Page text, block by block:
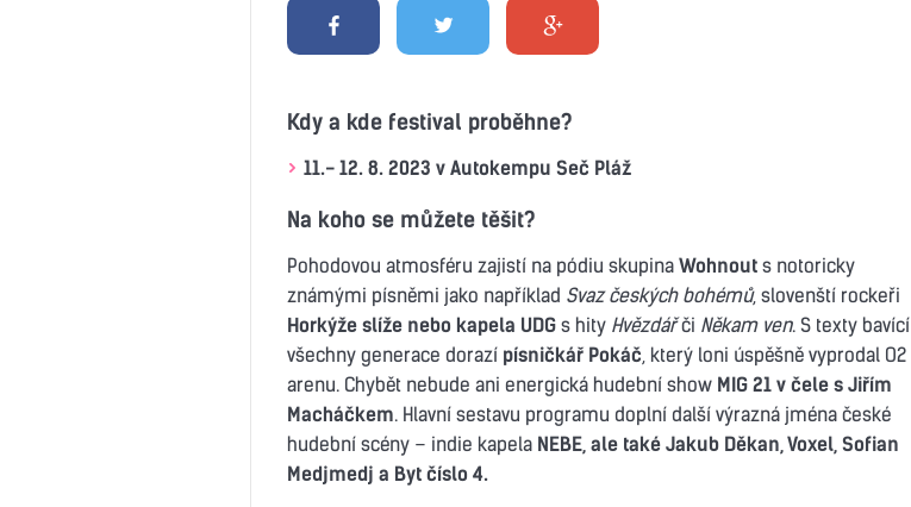
Kdy a kde festival proběhne?
11.- 12. 8. 2023 v Autokempu Seč Pláž
Na koho se můžete těšit?
Pohodovou atmosféru zajistí na pódiu skupina Wohnouts notoricky
známými písněmi jako například Svaz českých bohémů, slovenští rockeři
Horkýže slíže nebo kapela UDGs hity Hvězdářči Někam ven. S texty bavící
všechny generace dorazí písničkář Pokáč , který loni úspěšně vyprodal O2
arenu. Chybět nebude ani energická hudební show MIG 21 v čele s Jiřím
Macháčkem. Hlavní sestavu programu doplní další výrazná jména české
hudební scény – indie kapela NEBE, ale také Jakub Děkan, Voxel, Sofian
Medjmedj a Byt číslo 4.